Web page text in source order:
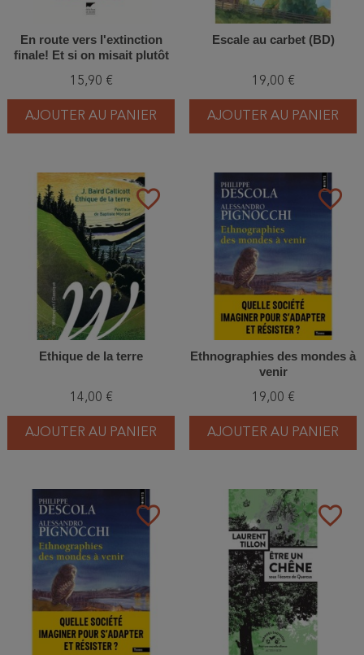
En route vers l'extinction
finale! Et si on misait plutôt
15,90 €
AJOUTER AU PANIER
Escale au carbet (BD)
19,00 €
AJOUTER AU PANIER
favorite_border
Ethique de la terre
14,00 €
AJOUTER AU PANIER
favorite_border
Ethnographies des mondes à
venir
19,00 €
AJOUTER AU PANIER
favorite_border favorite_border